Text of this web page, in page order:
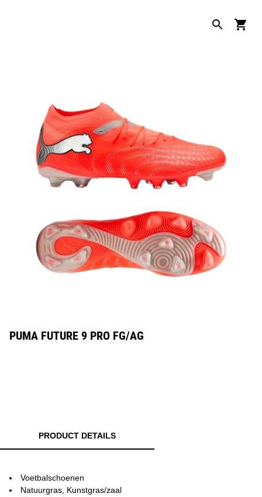
PUMA FUTURE 9 PRO FG/AG
PRODUCT DETAILS
Voetbalschoenen
Natuurgras, Kunstgras/zaal